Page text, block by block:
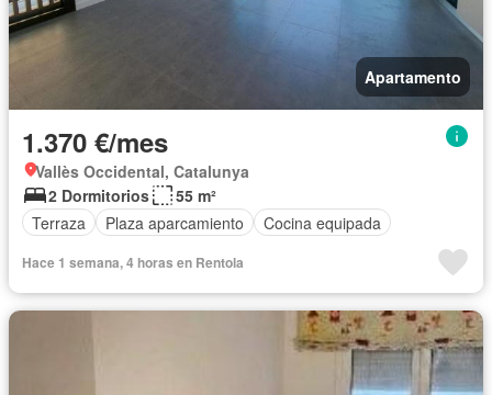
Apartamento
1.370 €/mes
Vallès Occidental, Catalunya
2 Dormitorios
55 m²
Terraza
Plaza aparcamiento Cocina equipada
Hace 1 semana, 4 horas en Rentola